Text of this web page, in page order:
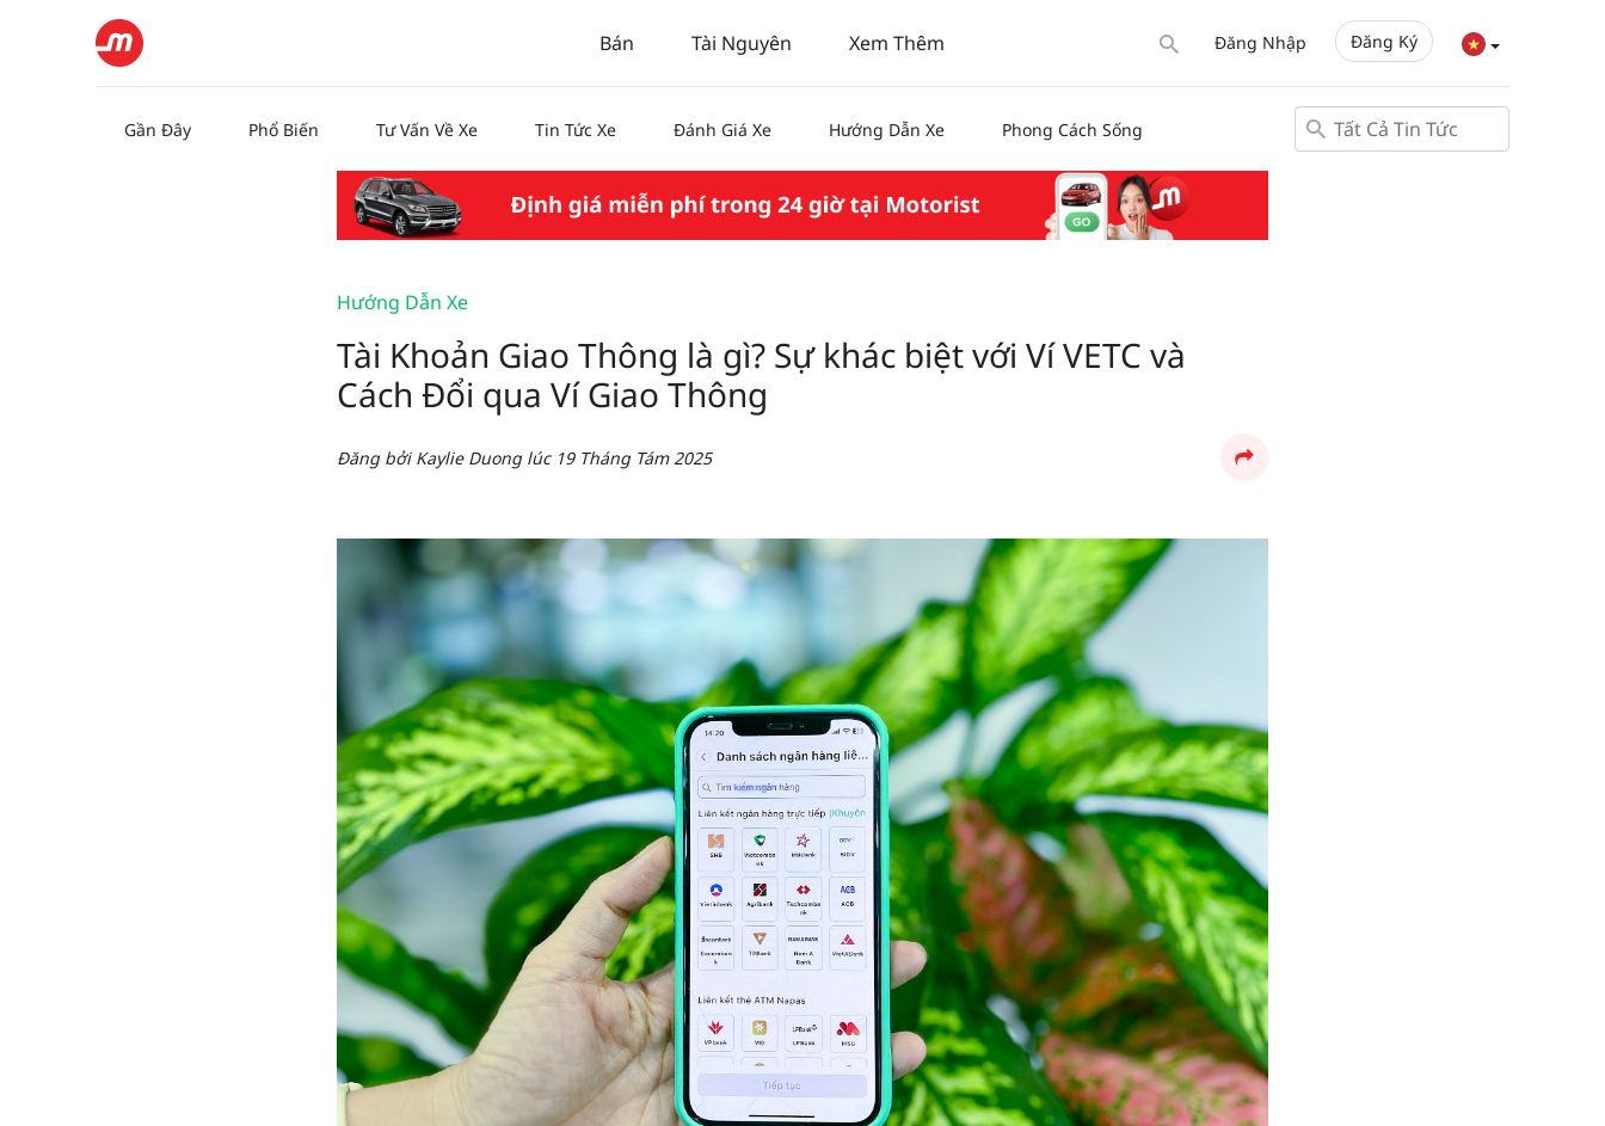
Bán Tài Nguyên Xem Thêm Đăng Nhập Đăng Ký
Gần Đây Phổ Biến Tư Vấn Về Xe Tin Tức Xe Đánh Giá Xe Hướng Dẫn Xe Phong Cách Sống
Hướng Dẫn Xe
Tài Khoản Giao Thông là gì? Sự khác biệt với Ví VETC và
Cách Đổi qua Ví Giao Thông
Đăng bởi Kaylie Duong lúc 19 Tháng Tám 2025